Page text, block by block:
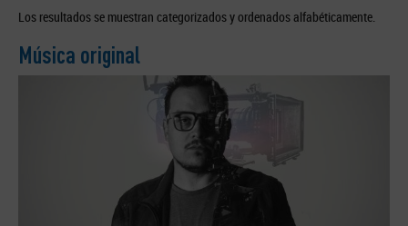
Los resultados se muestran categorizados y ordenados alfabéticamente.
Música original